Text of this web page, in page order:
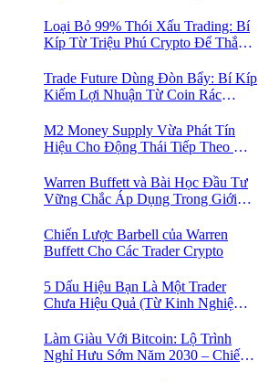
Loại Bỏ 99% Thói Xấu Trading: Bí
Kíp Từ Triệu Phú Crypto Để Thắng
Trade Future Dùng Đòn Bẩy: Bí Kíp
Kiếm Lợi Nhuận Từ Coin Rác
Bán Khống
M2 Money Supply Vừa Phát Tín
Hiệu Cho Động Thái Tiếp Theo Của
Trader Đang Bỏ Lỡ! 🚀
Warren Buffett và Bài Học Đầu Tư
Vững Chắc Áp Dụng Trong Giới
Chiến Lược Barbell của Warren
Buffett Cho Các Trader Crypto
5 Dấu Hiệu Bạn Là Một Trader
Chưa Hiệu Quả (Từ Kinh Nghiệm
Làm Giàu Với Bitcoin: Lộ Trình
Nghỉ Hưu Sớm Năm 2030 – Chiến